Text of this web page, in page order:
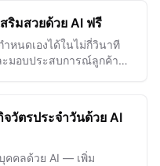
ริมสวยด้วย AI ฟรี
หนดเองได้ในไม่กี่วินาที
มอบประสบการณ์ลูกค้า
วัตรประจำวันด้วย AI
คคลด้วย AI — เพิ่ม